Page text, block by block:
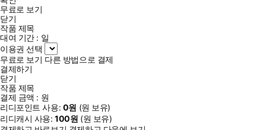
무료로 보기
닫기
작품 제목
대여 기간 : 일
이용권 선택
무료로 보기 다른 방법으로 결제
결제하기
닫기
작품 제목
결제 금액 : 원
리디포인트 사용: 0원 (원 보유)
리디캐시 사용:100원 (원 보유)